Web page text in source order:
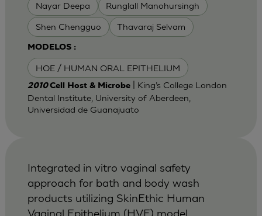
Nayar Deepa Runglall Manohursingh
Shen Chengguo Thavaraj Selvam
MODELOS :
HOE / HUMAN ORAL EPITHELIUM
2010Cell Host & Microbe| King’s College London
Dental Institute, University of Aberdeen,
Universidad de Guanajuato
Integrated in vitro vaginal safety
approach for bath and body wash
products utilizing SkinEthic Human
Vaginal Epithelium (HVE) model